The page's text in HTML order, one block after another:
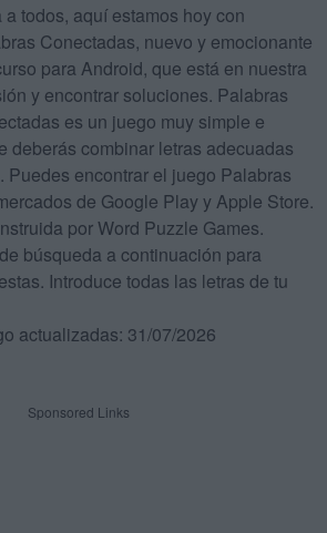
a todos, aquí estamos hoy con
Conectadas, nuevo y emocionante
para Android, que está en nuestra
y encontrar soluciones. Palabras
es un juego muy simple e
deberás combinar letras adecuadas
Puedes encontrar el juego Palabras
de Google Play y Apple Store.
por Word Puzzle Games.
búsqueda a continuación para
Introduce todas las letras de tu
actualizadas: 31/07/2026
Sponsored Links